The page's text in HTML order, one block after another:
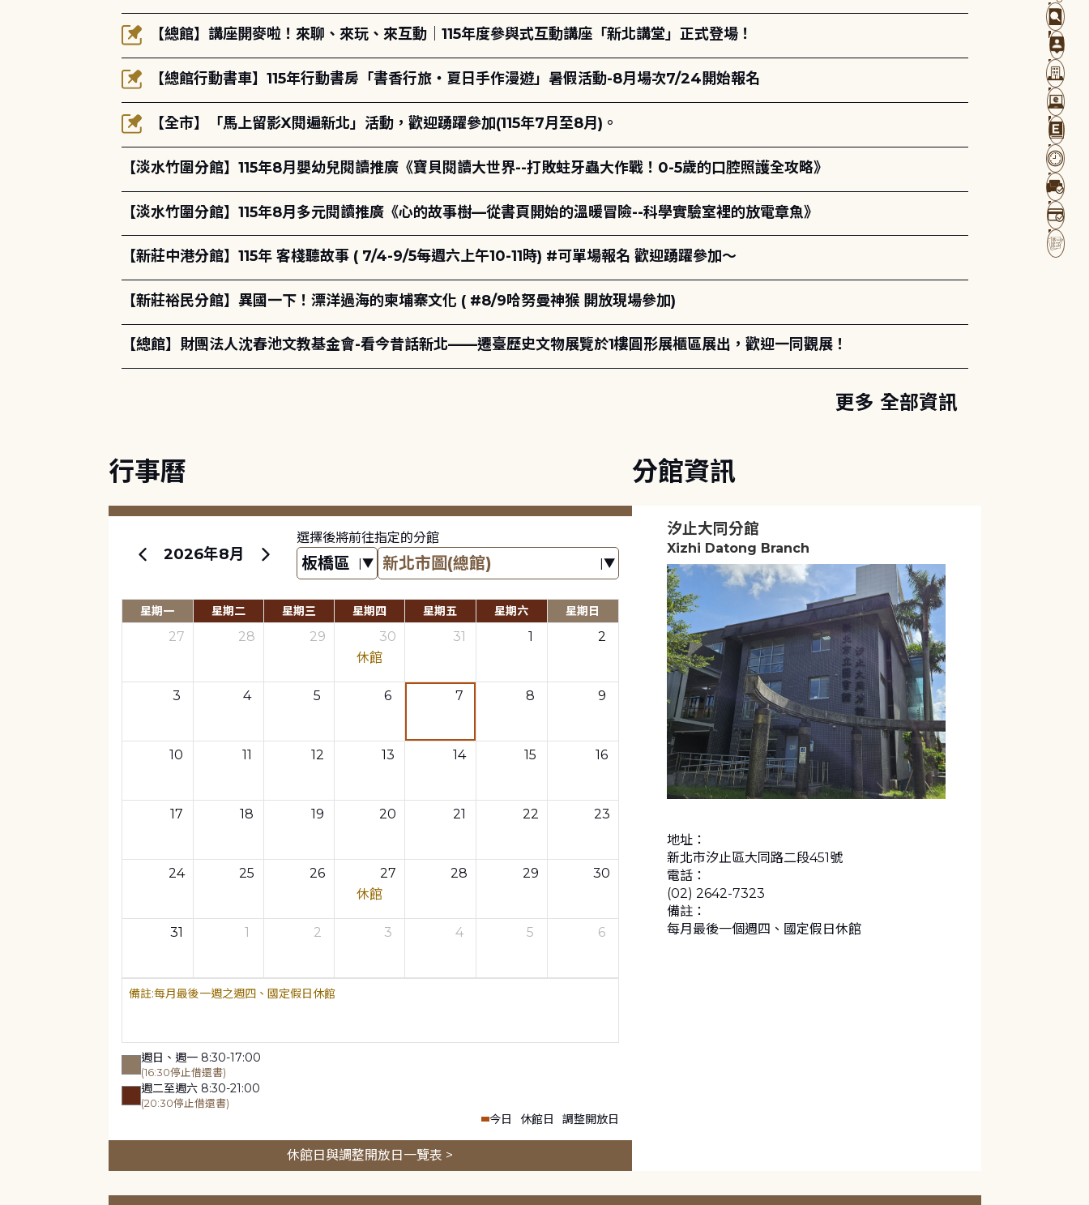
【總館】講座開麥啦！來聊、來玩、來互動｜115年度參與式互動講座「新北講堂」正式登場！
【總館行動書車】115年行動書房「書香行旅・夏日手作漫遊」暑假活動-8月場次7/24開始報名
【全市】「馬上留影X閱遍新北」活動，歡迎踴躍參加(115年7月至8月)。
【淡水竹圍分館】115年8月嬰幼兒閱讀推廣《寶貝閱讀大世界--打敗蛀牙蟲大作戰！0-5歲的口腔照護全攻略》
【淡水竹圍分館】115年8月多元閱讀推廣《心的故事樹—從書頁開始的溫暖冒險--科學實驗室裡的放電章魚》
【新莊中港分館】115年 客棧聽故事 ( 7/4-9/5每週六上午10-11時) #可單場報名 歡迎踴躍參加～
【新莊裕民分館】異國一下！漂洋過海的柬埔寨文化 ( #8/9哈努曼神猴 開放現場參加)
【總館】財團法人沈春池文教基金會-看今昔話新北——遷臺歷史文物展覽於1樓圓形展櫃區展出，歡迎一同觀展！
更多 全部資訊
行事曆
2026年8月
選擇後將前往指定的分館
星期一 星期二 星期三 星期四 星期五 星期六 星期日
27 28 29
30
休館
31 1 2
3 4 5 6 7 8 9
10 11 12 13 14 15 16
17 18 19 20 21 22 23
24 25 26
27
休館
28 29 30
31 1 2 3 4 5 6
每月最後一週之週四、國定假日休館
週日、週一 8:30-17:00
(16:30停止借還書)
週二至週六 8:30-21:00
(20:30停止借還書)
今日 休館日 調整開放日
休館日與調整開放日一覽表 >
分館資訊
汐止大同分館
Xizhi Datong Branch
地址：
新北市汐止區大同路二段451號
電話：
(02) 2642-7323
備註：
每月最後一個週四、國定假日休館